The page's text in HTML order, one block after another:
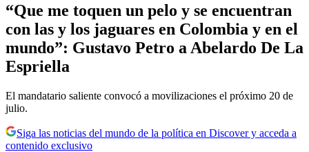
“Que me toquen un pelo y se encuentran
con las y los jaguares en Colombia y en el
mundo”: Gustavo Petro a Abelardo De La
Espriella
El mandatario saliente convocó a movilizaciones el próximo 20 de
julio.
Siga las noticias del mundo de la política en Discover y acceda a
contenido exclusivo